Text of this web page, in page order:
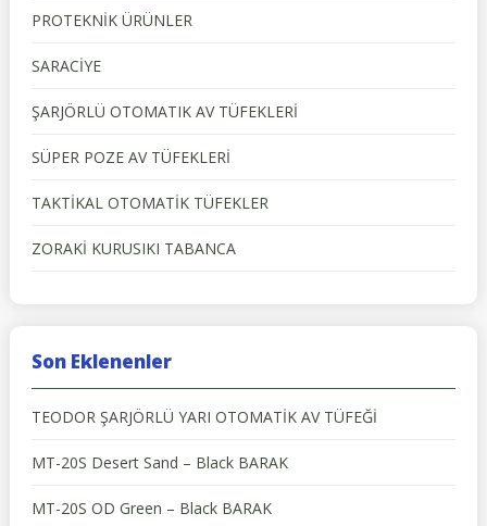
PROTEKNİK ÜRÜNLER
SARACİYE
ŞARJÖRLÜ OTOMATIK AV TÜFEKLERİ
SÜPER POZE AV TÜFEKLERİ
TAKTİKAL OTOMATİK TÜFEKLER
ZORAKİ KURUSIKI TABANCA
Son Eklenenler
TEODOR ŞARJÖRLÜ YARI OTOMATİK AV TÜFEĞİ
MT-20S Desert Sand – Black BARAK
MT-20S OD Green – Black BARAK